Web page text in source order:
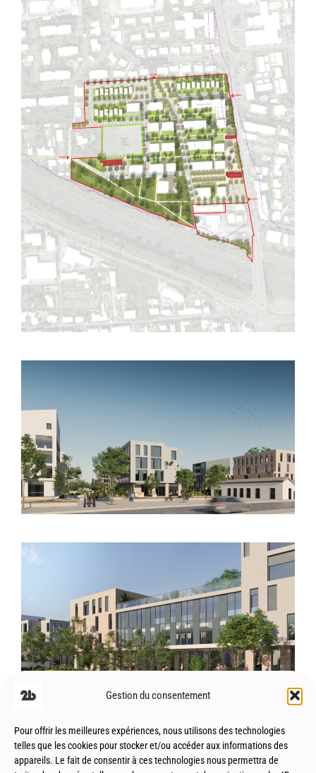
Gestion du consentement
Pour offrir les meilleures expériences, nous utilisons des technologies
telles que les cookies pour stocker et/ou accéder aux informations des
appareils. Le fait de consentir à ces technologies nous permettra de